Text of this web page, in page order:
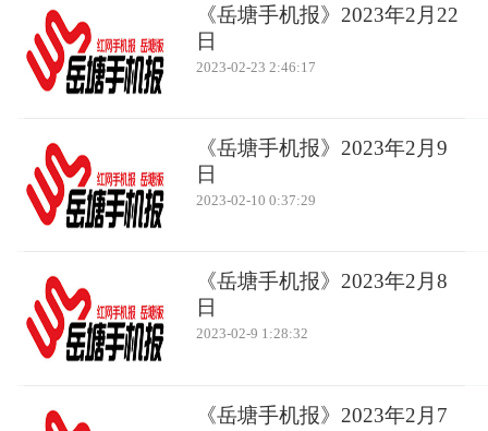
《岳塘手机报》2023年2月22
日
2023-02-23 2:46:17
《岳塘手机报》2023年2月9
日
2023-02-10 0:37:29
《岳塘手机报》2023年2月8
日
2023-02-9 1:28:32
《岳塘手机报》2023年2月7